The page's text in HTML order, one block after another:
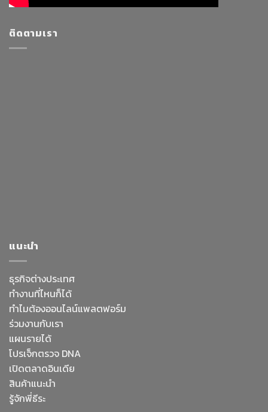
ติดตามเรา
แนะนำ
ธุรกิจต่างประเทศ
ทำงานที่ไหนก็ได้
ทำไมต้องออนไลน์แพลตฟอร์ม
ร่วมงานกับเรา
แผนรายได้
โปรเจ็กตรวจ DNA
เปิดตลาดอินเดีย
สินค้าแนะนำ
รู้จักพี่ธีระ